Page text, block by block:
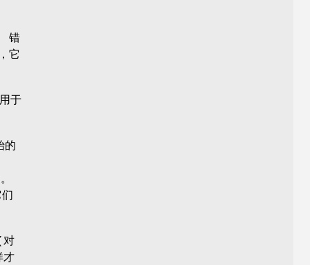
错
它
于
的
对
才